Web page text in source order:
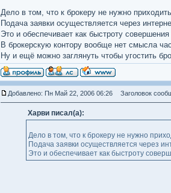
Дело в том, что к брокеру не нужно
Подача заявки осуществляется через
Это и обеспечивает как быстроту
В брокерскую контору вообще нет смысла
Ну и ещё можно заглянуть чтобы угостить
Добавлено: Пн Май 22, 2006 06:26 Заголовок
Харви писал(а):
Дело в том, что к брокеру не нужно
Подача заявки осуществляется через
Это и обеспечивает как быстроту